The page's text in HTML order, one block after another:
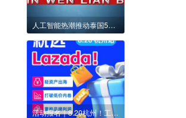
人工智能热潮推动泰国5月份出口增长10.6%
活动报名｜8.20杭州！工厂出海≠重资产，告别低价内卷，在东南亚把品牌立起来